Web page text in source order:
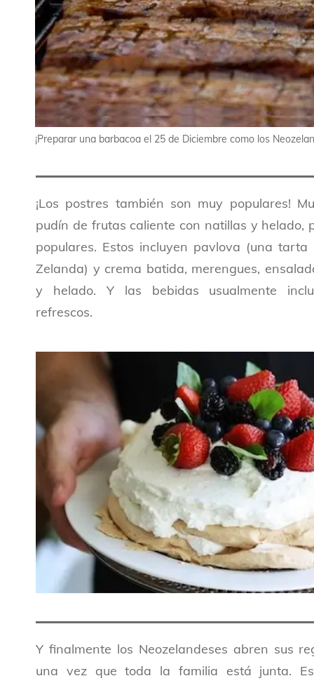
¡Preparar una barbacoa el 25 de Diciembre como los
¡Los postres también son muy populares!
pudín de frutas caliente con natillas y helado,
populares. Estos incluyen pavlova (una
Zelanda) y crema batida, merengues,
y helado. Y las bebidas usualmente
refrescos.
Y finalmente los Neozelandeses abren sus
una vez que toda la familia está junta.